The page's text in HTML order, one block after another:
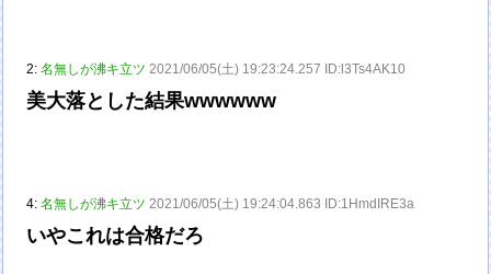
2:名無しが沸キ立ツ 2021/06/05(土) 19:23:24.257 ID:l3Ts4AK10
美大落とした結果wwwwww
4:名無しが沸キ立ツ 2021/06/05(土) 19:24:04.863 ID:1HmdIRE3a
いやこれは合格だろ